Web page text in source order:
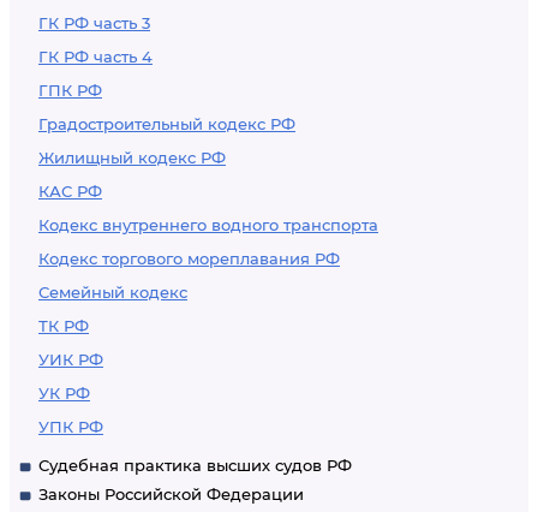
ГК РФ часть 3
ГК РФ часть 4
ГПК РФ
Градостроительный кодекс РФ
Жилищный кодекс РФ
КАС РФ
Кодекс внутреннего водного транспорта
Кодекс торгового мореплавания РФ
Семейный кодекс
ТК РФ
УИК РФ
УК РФ
УПК РФ
Судебная практика высших судов РФ
Законы Российской Федерации